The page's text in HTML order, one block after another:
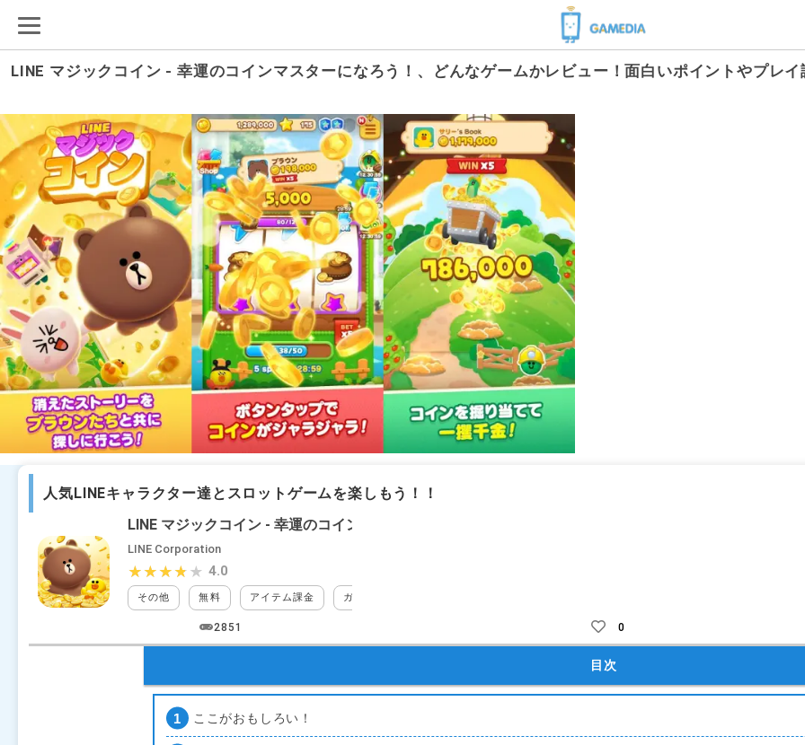
LINE マジックコイン ‐ 幸運のコインマスターになろう！、どんなゲームかレビュー！面白いポイントやプレイ
人気LINEキャラクター達とスロットゲームを楽しもう！！
LINE マジックコイン ‐ 幸運のコインマスターになろう！
LINE Corporation
その他 無料 アイテム課金 ガチャ課金
★★★★★
★★★★★ 4.0
2851 0
目次
ここがおもしろい！